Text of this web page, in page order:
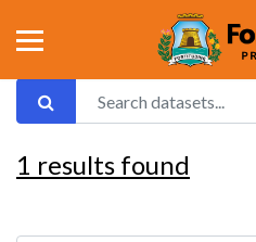
1 results found